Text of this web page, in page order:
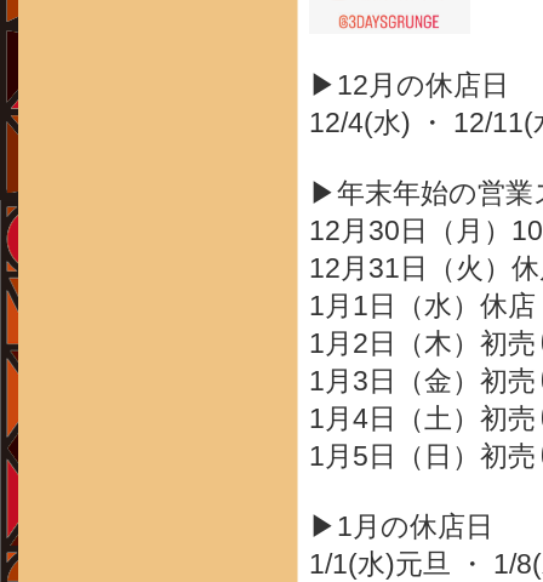
▶12月の休店日
12/4(水) ・ 12/
▶年末年始の営
12月30日（月）
12月31日（火）
1月1日（水）休店
1月2日（木）初
1月3日（金）初
1月4日（土）初
1月5日（日）初
▶1月の休店日
1/1(水)元旦 ・ 1/